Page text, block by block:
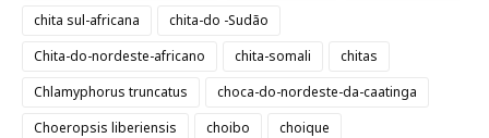
chita sul-africana
chita-do -Sudão
Chita-do-nordeste-africano
chita-somali
chitas
Chlamyphorus truncatus
choca-do-nordeste-da-caatinga
Choeropsis liberiensis
choibo
choique